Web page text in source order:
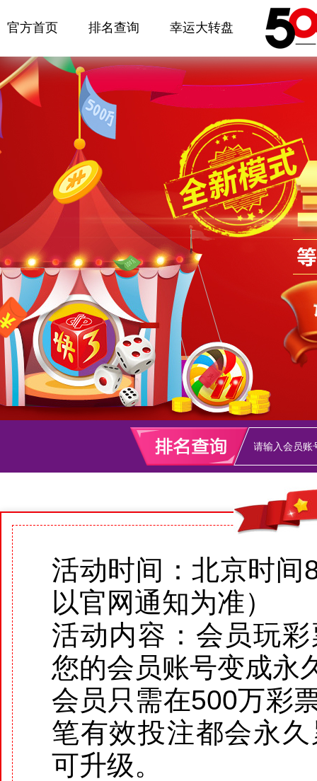
官方首页 排名查询 幸运大转盘
活动时间：北京时间
以官网通知为准）
活动内容：会员玩
您的会员账号变成永
会员只需在500万彩
笔有效投注都会永
可升级。